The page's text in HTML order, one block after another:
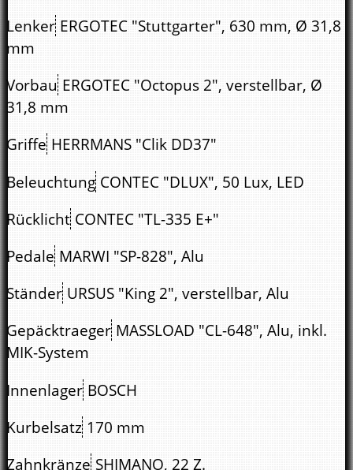
Lenker ERGOTEC "Stuttgarter", 630 mm, Ø 31,8
mm
Vorbau ERGOTEC "Octopus 2", verstellbar, Ø
31,8 mm
Griffe HERRMANS "Clik DD37"
Beleuchtung CONTEC "DLUX", 50 Lux, LED
Rücklicht CONTEC "TL-335 E+"
Pedale MARWI "SP-828", Alu
Ständer URSUS "King 2", verstellbar, Alu
Gepäcktraeger MASSLOAD "CL-648", Alu, inkl.
MIK-System
Innenlager BOSCH
Kurbelsatz 170 mm
Zahnkränze SHIMANO, 22 Z.